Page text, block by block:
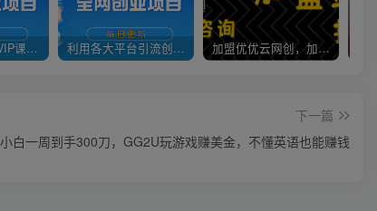
官方正品 全网VIP课程 无损下载~ 利用各大平台引流创业粉，做知识付费系统，卖会员，卖课程，实现日入几百几千 加盟优优云网创，加盟搭建同款知识付费资源网站，实现长期稳定被动收入~
下一篇
小白一周到手300刀，GG2U玩游戏赚美金，不懂英语也能赚钱